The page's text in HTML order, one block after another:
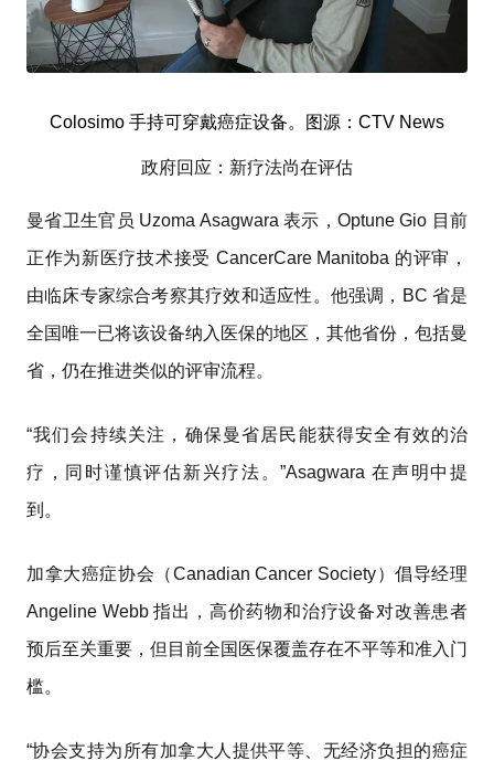
Colosimo 手持可穿戴癌症设备。图源：CTV News
政府回应：新疗法尚在评估
曼省卫生官员 Uzoma Asagwara 表示，Optune Gio 目前
正作为新医疗技术接受 CancerCare Manitoba 的评审，
由临床专家综合考察其疗效和适应性。他强调，BC 省是
全国唯一已将该设备纳入医保的地区，其他省份，包括曼
省，仍在推进类似的评审流程。
“我们会持续关注，确保曼省居民能获得安全有效的治
疗，同时谨慎评估新兴疗法。”Asagwara 在声明中提
到。
加拿大癌症协会（Canadian Cancer Society）倡导经理
Angeline Webb 指出，高价药物和治疗设备对改善患者
预后至关重要，但目前全国医保覆盖存在不平等和准入门
槛。
“协会支持为所有加拿大人提供平等、无经济负担的癌症